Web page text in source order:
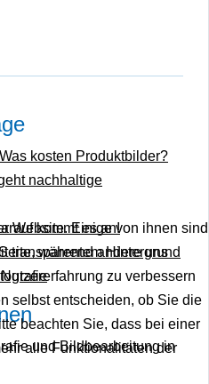
kosten Produktbilder?
nachhaltige
kommt es an!
transparentem Hintergrund
und Bildbearbeitung in
Website. Einige von ihnen sind
während andere uns
zu verbessern
selbst entscheiden, ob Sie die
beachten Sie, dass bei einer
alle Funktionalitäten der